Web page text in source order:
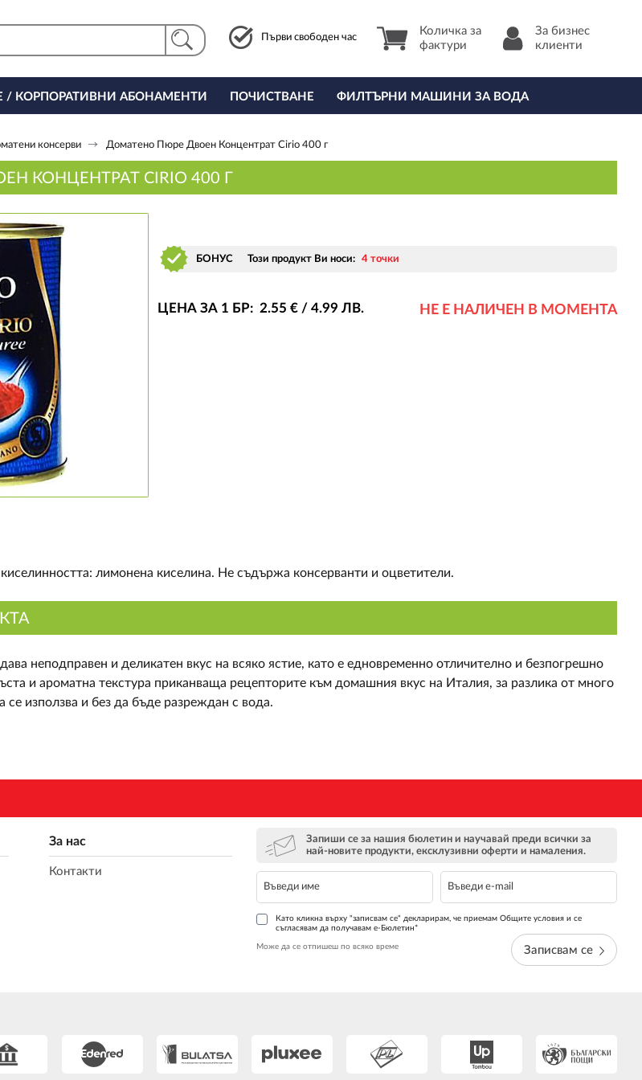
Първи свободен час
Количка за
фактури
За бизнес
клиенти
/ КОРПОРАТИВНИ АБОНАМЕНТИ ПОЧИСТВАНЕ ФИЛТЪРНИ МАШИНИ ЗА ВОДА
консерви Доматено Пюре Двоен Концентрат Cirio 400 г
КОНЦЕНТРАТ CIRIO 400 Г
БОНУС Този продукт Ви носи: 4 точки
ЦЕНА ЗА 1 БР: 2.55 € / 4.99 ЛВ. НЕ Е НАЛИЧЕН В МОМЕНТА
лимонена киселина. Не съдържа консерванти и оцветители.
неподправен и деликатен вкус на всяко ястие, като е едновременно отличително и безпогрешно
и ароматна текстура приканваща рецепторите към домашния вкус на Италия, за разлика от много
използва и без да бъде разреждан с вода.
За нас
Контакти
Запиши се за нашия бюлетин и научавай преди всички за
най-новите продукти, ексклузивни оферти и намаления.
Като кликна върху "записвам се" декларирам, че приемам Общите условия и се
съгласявам да получавам е-Бюлетин*
Може да се отпишеш по всяко време Записвам се